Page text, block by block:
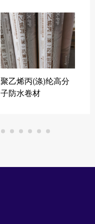
聚乙烯丙(涤)纶高分
子防水卷材